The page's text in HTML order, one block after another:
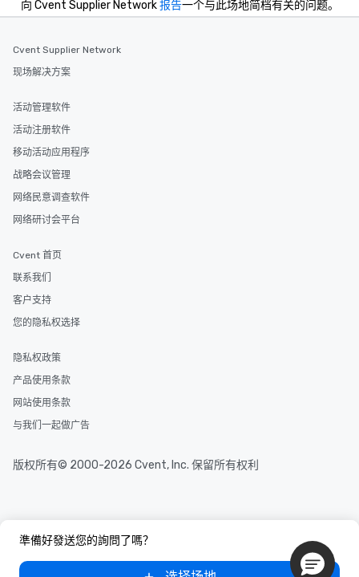
for groups that desire an extra luxe
experience, we can also arrange for
glittering lights of The Strip. A
Memorable Experience for All Lip
to gather and dine that few have
are special, from the first stop to the
last. It’s an experience that attendees
One of the best reasons to book is the
experience is designed. All
restaurants are within an easy
short stroll allows your group
members a chance to engage in prime
heading to the next place on your tour
itinerary. You Get a Dinner and a Show
entertainment. All tours include a
knowledgeable, professional guide
offering engaging tidbits and
Different Types of Cuisine Our
experiences offer the ability to enjoy
準備好發送您的詢問了嗎？
向 Cvent Supplier Network报告一个与此场地简档有关的问题。
Cvent Supplier Network
现场解决方案
活动管理软件
活动注册软件
移动活动应用程序
战略会议管理
网络民意调查软件
网络研讨会平台
Cvent 首页
联系我们
客户支持
您的隐私权选择
隐私权政策
产品使用条款
网站使用条款
与我们一起做广告
版权所有© 2000-2026 Cvent, Inc. 保留所有权利